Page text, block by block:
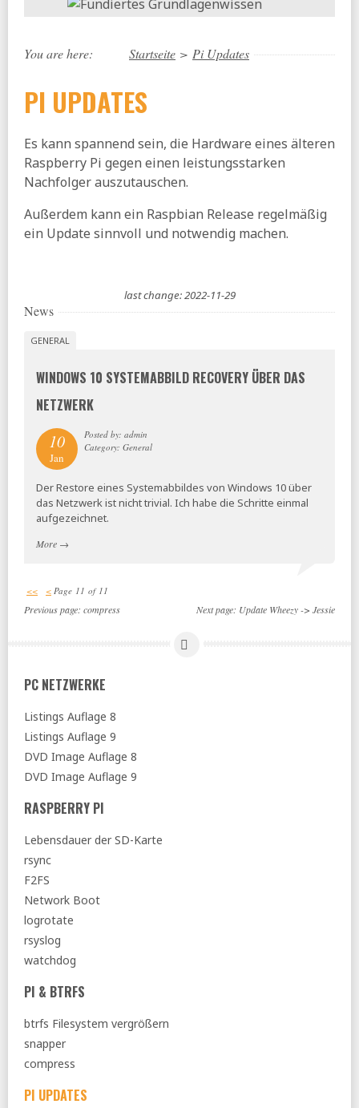
You are here: Startseite > Pi Updates
PI UPDATES
Es kann spannend sein, die Hardware eines älteren
Raspberry Pi gegen einen leistungsstarken
Nachfolger auszutauschen.
Außerdem kann ein Raspbian Release regelmäßig
ein Update sinnvoll und notwendig machen.
last change: 2022-11-29
News
GENERAL
WINDOWS 10 SYSTEMABBILD RECOVERY ÜBER DAS
NETZWERK
10
Jan
Posted by: admin
Category: General
Der Restore eines Systemabbildes von Windows 10 über
das Netzwerk ist nicht trivial. Ich habe die Schritte einmal
aufgezeichnet.
More →
<< < Page 11 of 11
Previous page: compress Next page: Update Wheezy -> Jessie
PC NETZWERKE
Listings Auflage 8
Listings Auflage 9
DVD Image Auflage 8
DVD Image Auflage 9
RASPBERRY PI
Lebensdauer der SD-Karte
rsync
F2FS
Network Boot
logrotate
rsyslog
watchdog
PI & BTRFS
btrfs Filesystem vergrößern
snapper
compress
PI UPDATES